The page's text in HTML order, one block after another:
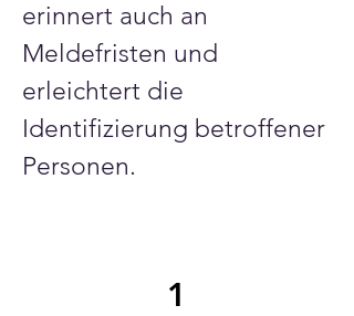
erinnert auch an
Meldefristen und
erleichtert die
Identifizierung betroffener
Personen.
1